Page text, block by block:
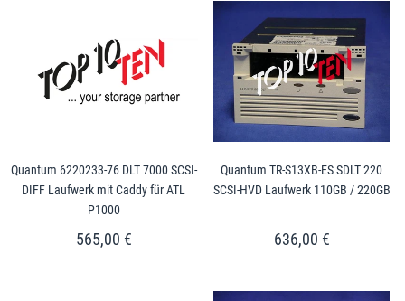
Quantum 6220233-76 DLT 7000 SCSI-
DIFF Laufwerk mit Caddy für ATL
P1000
565,00 €
Quantum TR-S13XB-ES SDLT 220
SCSI-HVD Laufwerk 110GB / 220GB
636,00 €